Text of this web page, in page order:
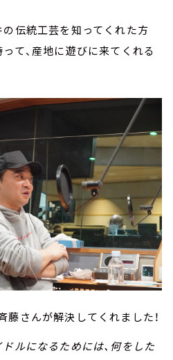
の伝統工芸を知ってくれた方
て、産地に遊びに来てくれる
さんが解決してくれました！
ルになるためには、何をした